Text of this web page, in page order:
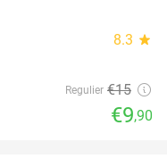
8.3 star
Regulier €15
€9,90